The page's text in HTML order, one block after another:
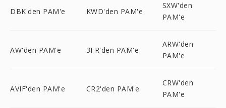
DBK'den PAM'e KWD'den PAM'e
SXW'den
PAM'e
AW'den PAM'e 3FR'den PAM'e
ARW'den
PAM'e
AVIF'den PAM'e CR2'den PAM'e
CRW'den
PAM'e